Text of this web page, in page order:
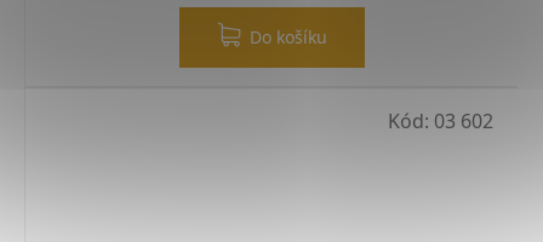
Do košíku
Kód: 03 602